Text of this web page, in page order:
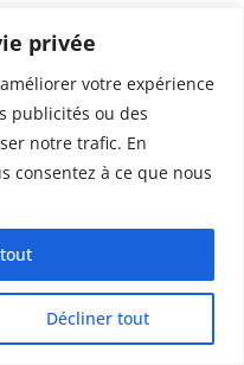
privée
votre expérience
publicités ou des
notre trafic. En
consentez à ce que nous
Décliner tout